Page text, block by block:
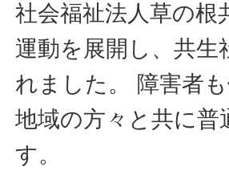
社会福祉法人草の根
運動を展開し、共
れました。 障害者
地域の方々と共に
す。